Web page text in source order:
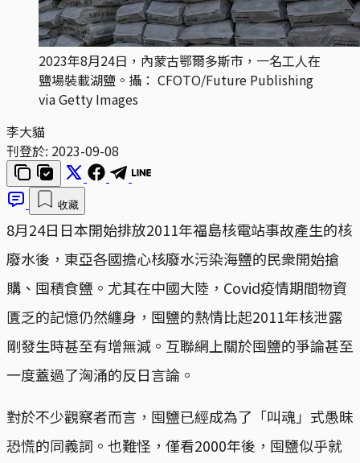
2023年8月24日，內蒙古鄂爾多斯市，一名工人在
鹽場裝載湖鹽。攝： CFOTO/Future Publishing
via Getty Images
李大貓
刊登於: 2023-09-08
收藏
8月24日日本開始排放2011年福島核電站事故產生的核
廢水後，東亞各國擔心核廢水污染海鹽的民衆開始搶
購、囤積食鹽。尤其在中國大陸，Covid疫情期間物資
匱乏的記憶仍然纏身，囤鹽的熱情比起2011年核泄露
剛發生時甚至有增無減。互聯網上關於囤鹽的爭論甚至
一度蓋過了洶涌的反日言論。
對於不少觀察者而言，囤鹽已經成為了「叫魂」式愚昧
恐慌的同義詞。也難怪，僅看2000年後，囤鹽似乎就